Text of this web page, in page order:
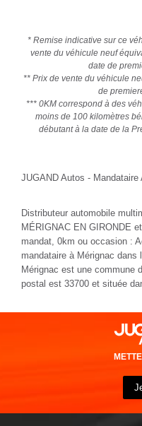
* Remise indicative sur ce
vente du véhicule neuf
date de
** Prix de vente du véhicule
de
*** 0KM correspond à des
moins de 100 kilomètres
débutant à la date de la
JUGAND Autos - Mandataire
Distributeur automobile
MÉRIGNAC EN GIRONDE
mandat, 0km ou occasion :
mandataire à Mérignac dans
Mérignac est une commune
postal est 33700 et située